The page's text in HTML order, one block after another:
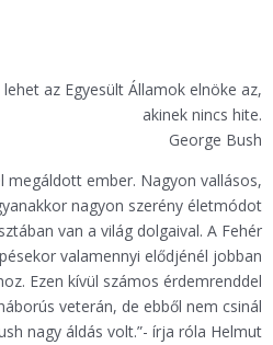
az Egyesült Államok elnöke az,
akinek nincs hite.
George Bush
megáldott ember. Nagyon vallásos,
nagyon szerény életmódot
van a világ dolgaival. A Fehér
valamennyi elődjénél jobban
Ezen kívül számos érdemrenddel
veterán, de ebből nem csinál
nagy áldás volt.”- írja róla Helmut